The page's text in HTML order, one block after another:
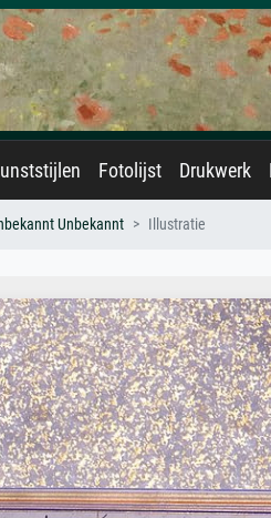
Fotolijst Drukwerk
Unbekannt Illustratie